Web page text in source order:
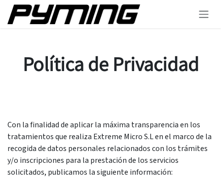
Ir al contenido
Política de Privacidad
Con la finalidad de aplicar la máxima transparencia en los
tratamientos que realiza Extreme Micro S.L en el marco de la
recogida de datos personales relacionados con los trámites
y/o inscripciones para la prestación de los servicios
solicitados, publicamos la siguiente información: